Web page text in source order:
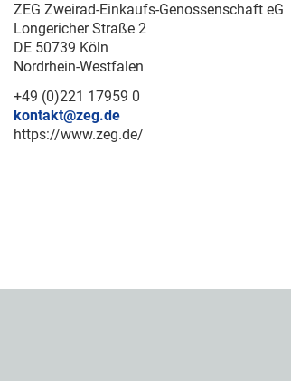
ZEG Zweirad-Einkaufs-Genossenschaft eG
Longericher Straße 2
DE 50739 Köln
Nordrhein-Westfalen
+49 (0)221 17959 0
kontakt@zeg.de
https://www.zeg.de/